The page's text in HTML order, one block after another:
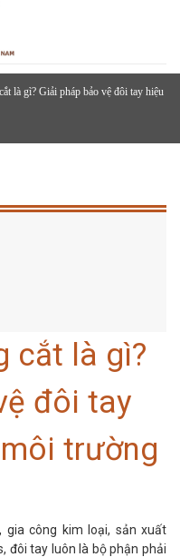
là gì? Giải pháp bảo vệ đôi tay hiệu
cắt là gì?
đôi tay
trường
gia công kim loại, sản xuất
đôi tay luôn là bộ phận phải